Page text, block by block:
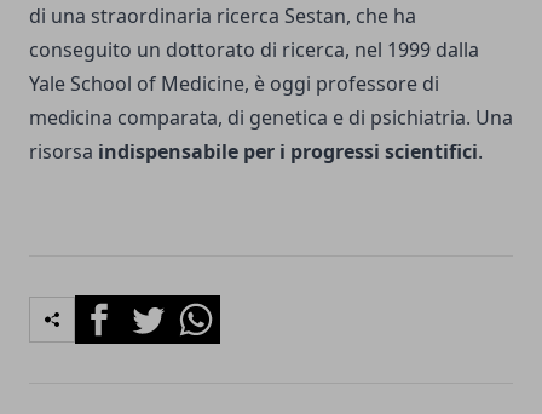
di una straordinaria ricerca Sestan, che ha
conseguito un dottorato di ricerca, nel 1999 dalla
Yale School of Medicine, è oggi professore di
medicina comparata, di genetica e di psichiatria. Una
risorsa indispensabile per i progressi scientifici.
FacebookTwitterWhatsapp